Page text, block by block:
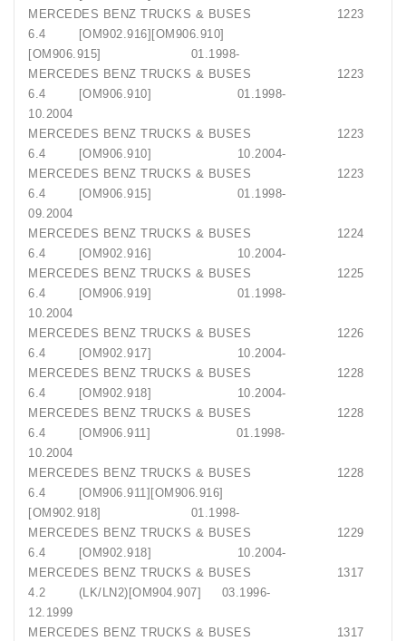
MERCEDES BENZ TRUCKS & BUSES 1223
6.4 [OM902.916][OM906.910]
[OM906.915] 01.1998-
MERCEDES BENZ TRUCKS & BUSES 1223
6.4 [OM906.910] 01.1998-
10.2004
MERCEDES BENZ TRUCKS & BUSES 1223
6.4 [OM906.910] 10.2004-
MERCEDES BENZ TRUCKS & BUSES 1223
6.4 [OM906.915] 01.1998-
09.2004
MERCEDES BENZ TRUCKS & BUSES 1224
6.4 [OM902.916] 10.2004-
MERCEDES BENZ TRUCKS & BUSES 1225
6.4 [OM906.919] 01.1998-
10.2004
MERCEDES BENZ TRUCKS & BUSES 1226
6.4 [OM902.917] 10.2004-
MERCEDES BENZ TRUCKS & BUSES 1228
6.4 [OM902.918] 10.2004-
MERCEDES BENZ TRUCKS & BUSES 1228
6.4 [OM906.911] 01.1998-
10.2004
MERCEDES BENZ TRUCKS & BUSES 1228
6.4 [OM906.911][OM906.916]
[OM902.918] 01.1998-
MERCEDES BENZ TRUCKS & BUSES 1229
6.4 [OM902.918] 10.2004-
MERCEDES BENZ TRUCKS & BUSES 1317
4.2 (LK/LN2)[OM904.907] 03.1996-
12.1999
MERCEDES BENZ TRUCKS & BUSES 1317